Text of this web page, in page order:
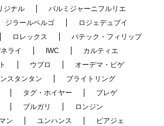
ジナル
パルミジャーニフルリエ
ジラールペルゴ
ロジェデュブイ
ロレックス
パテック・フィリップ
ライ IWC
カルティエ
ウブロ
オーデマ・ピゲ
スタンタン
ブライトリング
タグ・ホイヤー
ブレゲ
ブルガリ
ロンジン
ン
ユンハンス
ピアジェ